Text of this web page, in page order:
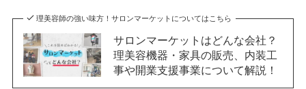
理美容師の強い味方！サロンマーケットについてはこちら
サロンマーケットはどんな会社？
理美容機器・家具の販売、内装工
事や開業支援事業について解説！